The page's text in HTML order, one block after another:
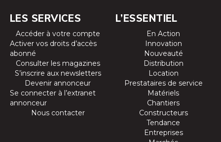
LES SERVICES
Accéder à votre compte
Activer vos droits d’accès
abonné
Consulter les magazines
S’inscrire aux newsletters
Devenir annonceur
Se connecter à l’extranet
annonceur
Nous contacter
L’ESSENTIEL
En Action
Innovation
Nouveauté
Distribution
Location
Prestataires de service
Matériels
Chantiers
Constructeurs
Tendance
Entreprises